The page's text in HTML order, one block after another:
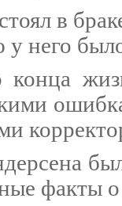
в
него
факты